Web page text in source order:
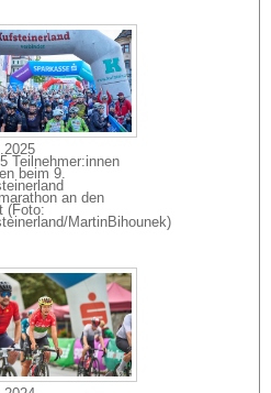
Teilnehmer:innen
beim 9.
an den
(Foto:
MartinBihounek)